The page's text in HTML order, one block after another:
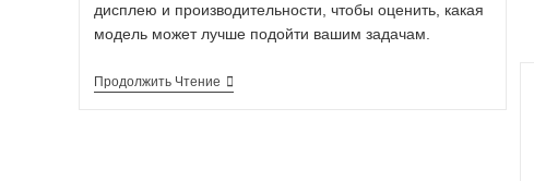
дисплею и производительности, чтобы оценить, какая
модель может лучше подойти вашим задачам.
Продолжить Чтение